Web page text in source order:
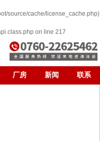
source/cache/
on line 217
厂房 新闻 联系